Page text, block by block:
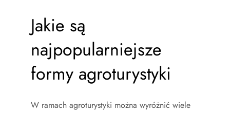
Jakie są
najpopularniejsze
formy agroturystyki
W ramach agroturystyki można wyróżnić wiele